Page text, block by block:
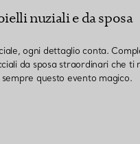
nuziali e da sposa
ogni dettaglio conta.
da sposa straordinari che ti
sempre questo evento magico.